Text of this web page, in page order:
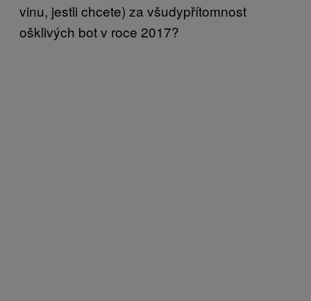
vinu, jestli chcete) za všudypřítomnost
ošklivých bot v roce 2017?